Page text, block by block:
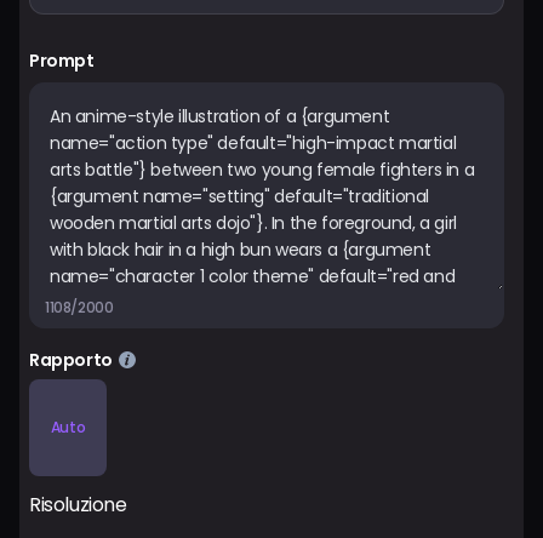
Prompt
1108/2000
Rapporto
Auto
Risoluzione